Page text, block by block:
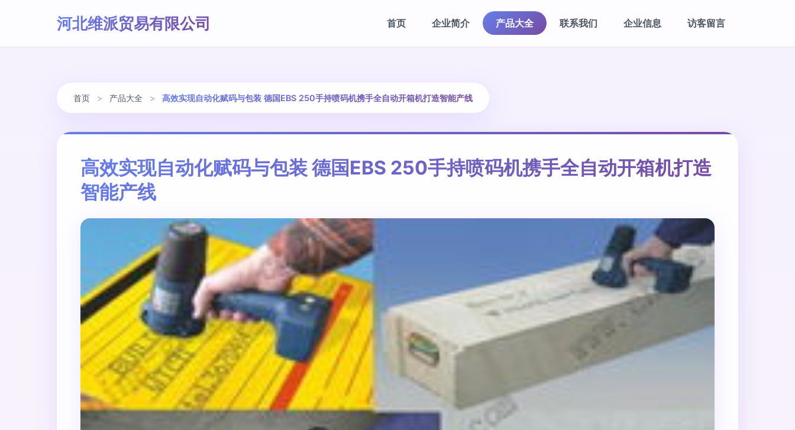
河北维派贸易有限公司 首页 企业简介 产品大全 联系我们 企业信息 访客留言
首页 > 产品大全 > 高效实现自动化赋码与包装 德国EBS 250手持喷码机携手全自动开箱机打造智能产线
高效实现自动化赋码与包装 德国EBS 250手持喷码机携手全自动开箱机打造
智能产线